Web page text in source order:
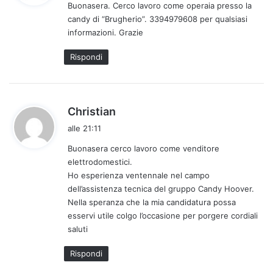
e
t
t
o
:
Buonasera. Cerco lavoro come operaia presso la
candy di “Brugherio”. 3394979608 per qualsiasi
informazioni. Grazie
Rispondi
Christian
e
t
t
o
:
alle 21:11
Buonasera cerco lavoro come venditore
elettrodomestici.
Ho esperienza ventennale nel campo
dell’assistenza tecnica del gruppo Candy Hoover.
Nella speranza che la mia candidatura possa
esservi utile colgo l’occasione per porgere cordiali
saluti
Rispondi